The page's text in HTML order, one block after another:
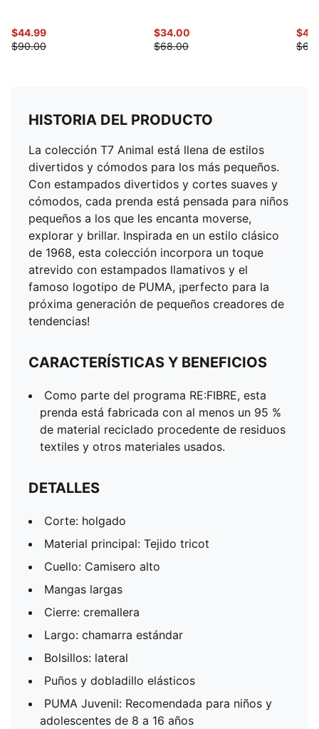
$44.99
$90.00
$34.00
$68.00
HISTORIA DEL PRODUCTO
La colección T7 Animal está llena de estilos
divertidos y cómodos para los más pequeños.
Con estampados divertidos y cortes suaves y
cómodos, cada prenda está pensada para niños
pequeños a los que les encanta moverse,
explorar y brillar. Inspirada en un estilo clásico
de 1968, esta colección incorpora un toque
atrevido con estampados llamativos y el
famoso logotipo de PUMA, ¡perfecto para la
próxima generación de pequeños creadores de
tendencias!
CARACTERÍSTICAS Y BENEFICIOS
Como parte del programa RE:FIBRE, esta
prenda está fabricada con al menos un 95 %
de material reciclado procedente de residuos
textiles y otros materiales usados.
DETALLES
Corte: holgado
Material principal: Tejido tricot
Cuello: Camisero alto
Mangas largas
Cierre: cremallera
Largo: chamarra estándar
Bolsillos: lateral
Puños y dobladillo elásticos
PUMA Juvenil: Recomendada para niños y
adolescentes de 8 a 16 años